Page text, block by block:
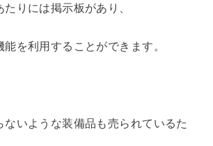
りには掲示板があり、
を利用することができます。
ないような装備品も売られているた